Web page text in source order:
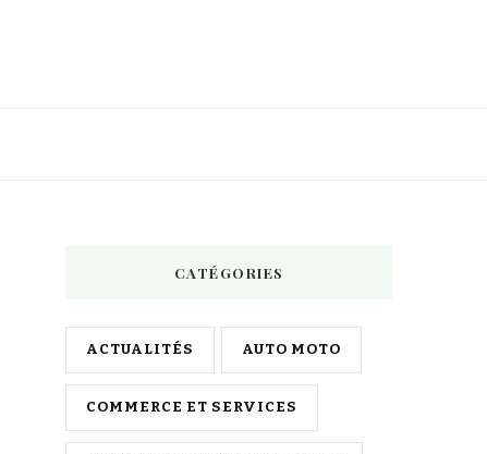
CATÉGORIES
ACTUALITÉS AUTO MOTO
COMMERCE ET SERVICES